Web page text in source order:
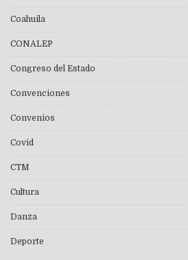
Coahuila
CONALEP
Congreso del Estado
Convenciones
Convenios
Covid
CTM
Cultura
Danza
Deporte